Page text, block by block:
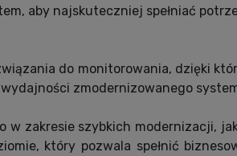
aby najskuteczniej spełniać
do monitorowania, dzięki
zmodernizowanego
w zakresie szybkich modernizacji,
który pozwala spełnić